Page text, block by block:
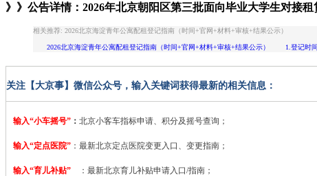
》》公告详情： 2026年北京朝阳区第三批面向毕业大学生对接
相关推荐: 2026北京海淀青年公寓配租登记指南（时间+官网+材料+审核+结果公示）
2026北京海淀青年公寓配租登记指南（时间+官网+材料+审核+结果公示） 1.登记
关注【大京事】微信公众号，输入关键词获得最新的相关信息：
输入“小车摇号” ： 北京小客车指标申请、积分及摇号查询；
输入“定点医院” ： 最新北京定点医院变更入口、变更指南；
输入“育儿补贴” ：最新北京育儿补贴申请入口/指南；